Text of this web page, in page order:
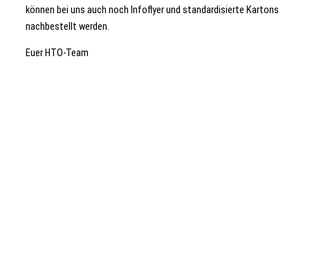
können bei uns auch noch Infoflyer und standardisierte Kartons
nachbestellt werden.
Euer HTO-Team